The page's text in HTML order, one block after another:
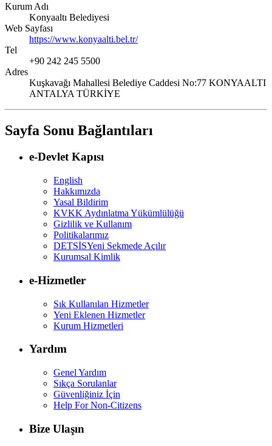
Kurum Adı
Konyaaltı Belediyesi
Web Sayfası
https://www.konyaalti.bel.tr/
Tel
+90 242 245 5500
Adres
Kuşkavağı Mahallesi Belediye Caddesi No:77 KONYAALTI
ANTALYA TÜRKİYE
Sayfa Sonu Bağlantıları
e-Devlet Kapısı
English
Hakkımızda
Yasal Bildirim
KVKK Aydınlatma Yükümlülüğü
Gizlilik ve Kullanım
Politikalarımız
DETSİSYeni Sekmede Açılır
Kurumsal Kimlik
e-Hizmetler
Sık Kullanılan Hizmetler
Yeni Eklenen Hizmetler
Kurum Hizmetleri
Yardım
Genel Yardım
Sıkça Sorulanlar
Güvenliğiniz İçin
Help For Non-Citizens
Bize Ulaşın